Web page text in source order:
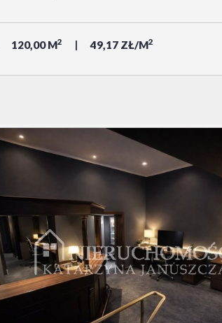
120,00 M2 49,17 ZŁ/M2